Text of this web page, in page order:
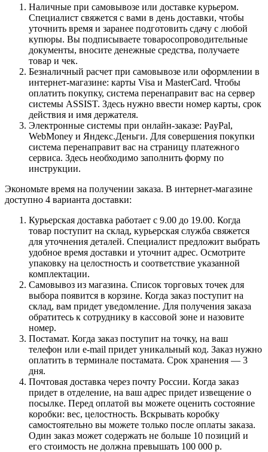
Наличные при самовывозе или доставке курьером.
Специалист свяжется с вами в день доставки, чтобы
уточнить время и заранее подготовить сдачу с любой
купюры. Вы подписываете товаросопроводительные
документы, вносите денежные средства, получаете
товар и чек.
Безналичный расчет при самовывозе или оформлении в
интернет-магазине: карты Visa и MasterCard. Чтобы
оплатить покупку, система перенаправит вас на сервер
системы ASSIST. Здесь нужно ввести номер карты, срок
действия и имя держателя.
Электронные системы при онлайн-заказе: PayPal,
WebMoney и Яндекс.Деньги. Для совершения покупки
система перенаправит вас на страницу платежного
сервиса. Здесь необходимо заполнить форму по
инструкции.
Экономьте время на получении заказа. В интернет-магазине
доступно 4 варианта доставки:
Курьерская доставка работает с 9.00 до 19.00. Когда
товар поступит на склад, курьерская служба свяжется
для уточнения деталей. Специалист предложит выбрать
удобное время доставки и уточнит адрес. Осмотрите
упаковку на целостность и соответствие указанной
комплектации.
Самовывоз из магазина. Список торговых точек для
выбора появится в корзине. Когда заказ поступит на
склад, вам придет уведомление. Для получения заказа
обратитесь к сотруднику в кассовой зоне и назовите
номер.
Постамат. Когда заказ поступит на точку, на ваш
телефон или e-mail придет уникальный код. Заказ нужно
оплатить в терминале постамата. Срок хранения — 3
дня.
Почтовая доставка через почту России. Когда заказ
придет в отделение, на ваш адрес придет извещение о
посылке. Перед оплатой вы можете оценить состояние
коробки: вес, целостность. Вскрывать коробку
самостоятельно вы можете только после оплаты заказа.
Один заказ может содержать не больше 10 позиций и
его стоимость не должна превышать 100 000 р.